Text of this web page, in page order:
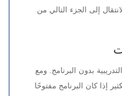
إلى الجزء التالي من
يمكنك القيام بأي من وحدات WinOls التدريبية بدون البرنامج. ومع
إذا كان البرنامج مفتوحًا